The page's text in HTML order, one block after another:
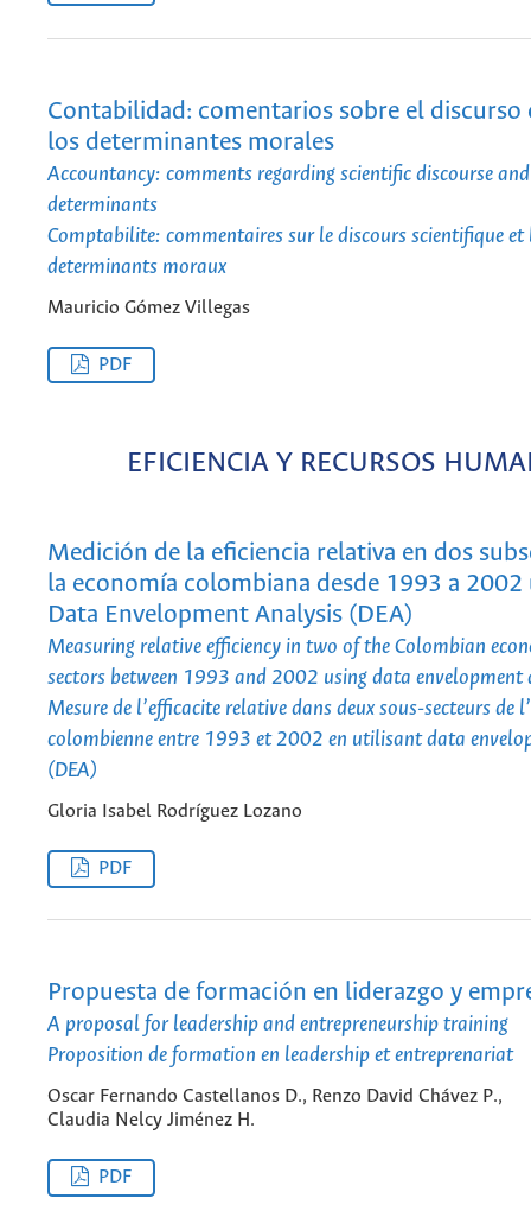
Contabilidad: comentarios sobre el discurso
los determinantes morales
Accountancy: comments regarding scientific discourse
determinants
Comptabilite: commentaires sur le discours scientifique et
determinants moraux
Mauricio Gómez Villegas
PDF
EFICIENCIA Y RECURSOS
Medición de la eficiencia relativa en dos
la economía colombiana desde 1993 a
Data Envelopment Analysis (DEA)
Measuring relative efficiency in two of the Colombian
sectors between 1993 and 2002 using data envelopment
Mesure de l’efficacite relative dans deux sous-secteurs de
colombienne entre 1993 et 2002 en utilisant data
(DEA)
Gloria Isabel Rodríguez Lozano
PDF
Propuesta de formación en liderazgo y
A proposal for leadership and entrepreneurship training
Proposition de formation en leadership et entreprenariat
Oscar Fernando Castellanos D., Renzo David Chávez P.,
Claudia Nelcy Jiménez H.
PDF